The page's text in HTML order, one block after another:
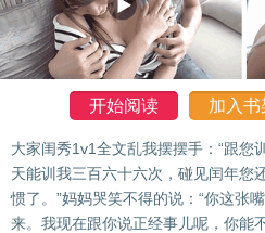
开始阅读 加入书
大家闺秀1v1全文乱我摆摆手：“跟您
天能训我三百六十六次，碰见闰年您
惯了。”妈妈哭笑不得的说：“你这
来。我现在跟你说正经事儿呢，你能